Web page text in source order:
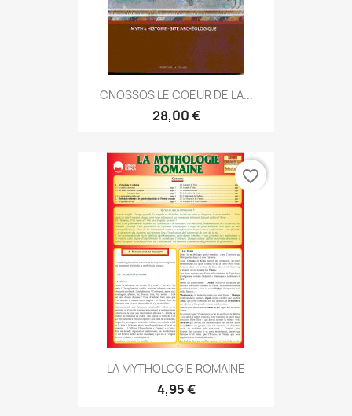
CNOSSOS LE COEUR DE LA...
28,00 €
LA MYTHOLOGIE ROMAINE
4,95 €
favorite_border